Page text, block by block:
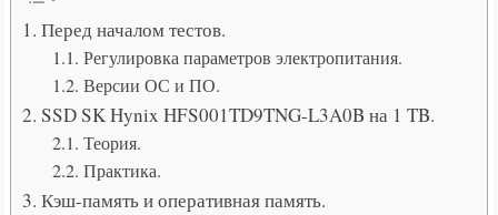
1. Перед началом тестов.
1.1. Регулировка параметров электропитания.
1.2. Версии ОС и ПО.
2. SSD SK Hynix HFS001TD9TNG-L3A0B на 1 TB.
2.1. Теория.
2.2. Практика.
3. Кэш-память и оперативная память.